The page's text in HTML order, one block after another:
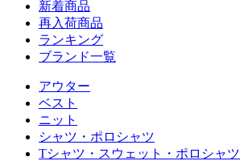
新着商品
再入荷商品
ランキング
ブランド一覧
アウター
ベスト
ニット
シャツ・ポロシャツ
Tシャツ・スウェット・ポロシャツ